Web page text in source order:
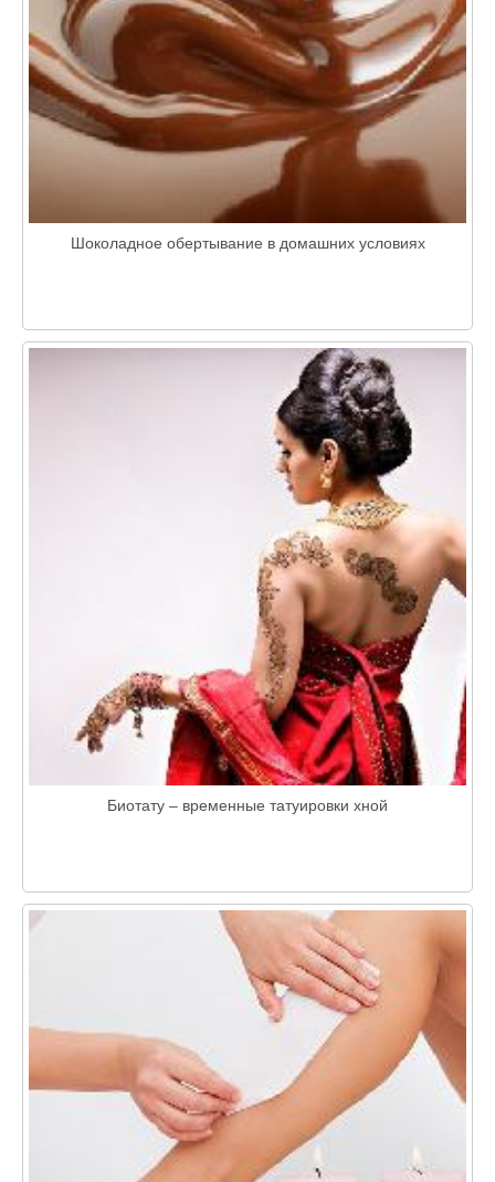
Шоколадное обертывание в домашних условиях
Биотату – временные татуировки хной